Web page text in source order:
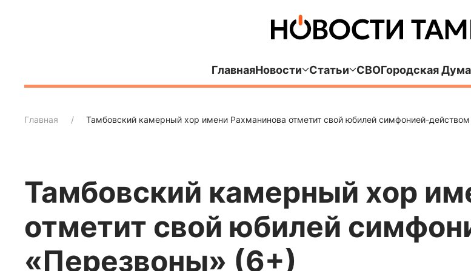
ГлавнаяНовости Статьи СВОГородская Дума
Главная Тамбовский камерный хор имени Рахманинова отметит свой юбилей симфонией-
Тамбовский камерный хор
отметит свой юбилей
«Перезвоны» (6+)